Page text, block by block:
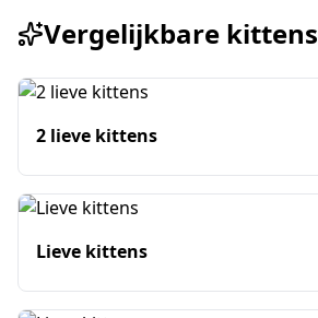
Vergelijkbare kittens
2 lieve kittens
Lieve kittens